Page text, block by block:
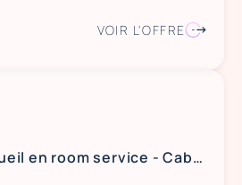
VOIR L'OFFRE
Hôte(sse) d'accueil en room service - Cabinet d'avocats 16ème (H/F)